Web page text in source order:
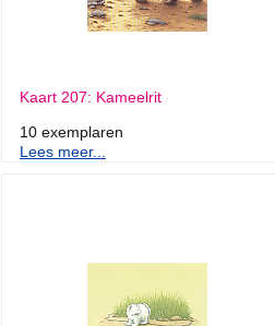
Kaart 207: Kameelrit
10 exemplaren
Lees meer...